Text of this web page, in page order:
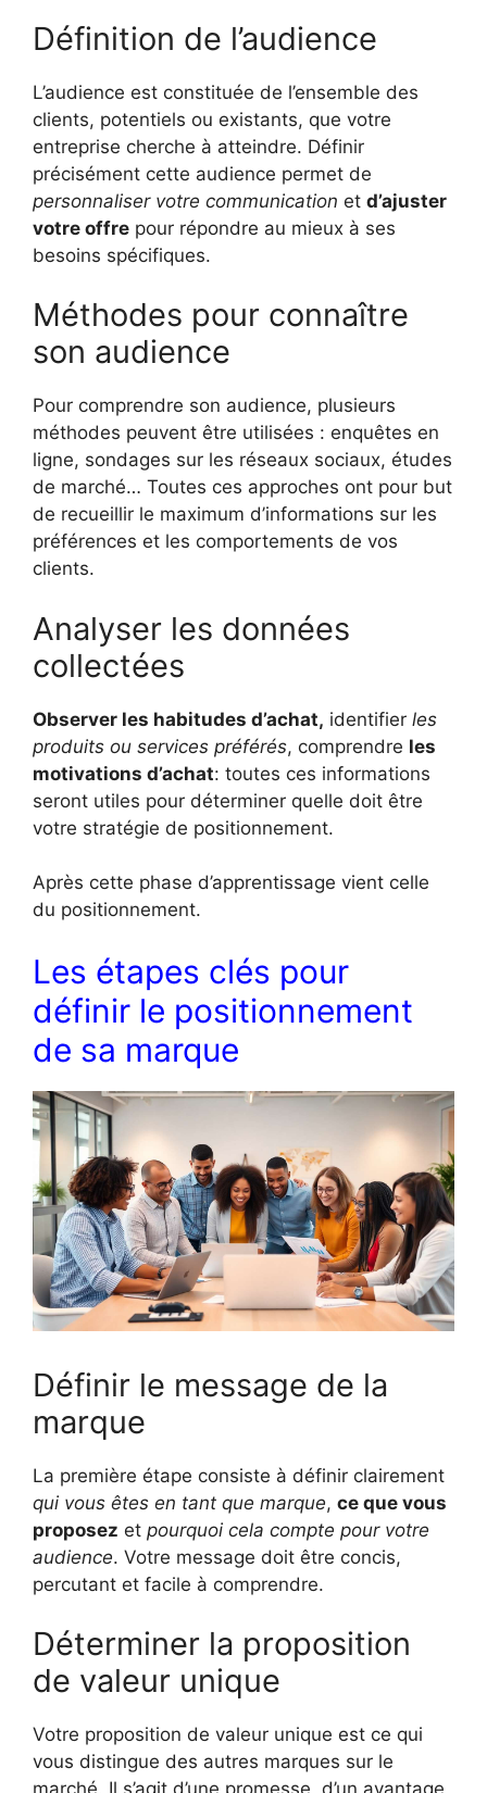
Définition de l’audience
L’audience est constituée de l’ensemble des
clients, potentiels ou existants, que votre
entreprise cherche à atteindre. Définir
précisément cette audience permet de
personnaliser votre communication et d’ajuster
votre offre pour répondre au mieux à ses
besoins spécifiques.
Méthodes pour connaître
son audience
Pour comprendre son audience, plusieurs
méthodes peuvent être utilisées : enquêtes en
ligne, sondages sur les réseaux sociaux, études
de marché… Toutes ces approches ont pour but
de recueillir le maximum d’informations sur les
préférences et les comportements de vos
clients.
Analyser les données
collectées
Observer les habitudes d’achat, identifier les
produits ou services préférés, comprendre les
motivations d’achat: toutes ces informations
seront utiles pour déterminer quelle doit être
votre stratégie de positionnement.
Après cette phase d’apprentissage vient celle
du positionnement.
Les étapes clés pour
définir le positionnement
de sa marque
Définir le message de la
marque
La première étape consiste à définir clairement
qui vous êtes en tant que marque, ce que vous
proposez et pourquoi cela compte pour votre
audience. Votre message doit être concis,
percutant et facile à comprendre.
Déterminer la proposition
de valeur unique
Votre proposition de valeur unique est ce qui
vous distingue des autres marques sur le